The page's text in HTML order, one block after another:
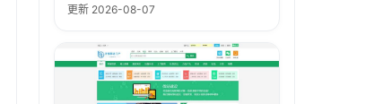
更新 2026-08-07